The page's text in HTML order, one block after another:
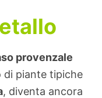
provenzale
di piante tipiche
, diventa ancora